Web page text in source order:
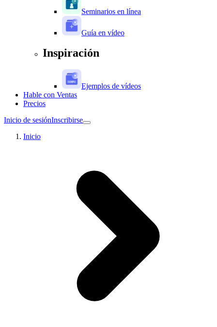
Seminarios en línea
Guía en vídeo
Inspiración
Ejemplos de vídeos
Hable con Ventas
Precios
Inicio de sesiónInscribirse
Inicio